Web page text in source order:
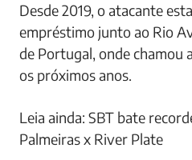
Desde 2019, o atacante
empréstimo junto ao Rio
de Portugal, onde chamou
os próximos anos.
Leia ainda: SBT bate
Palmeiras x River Plate